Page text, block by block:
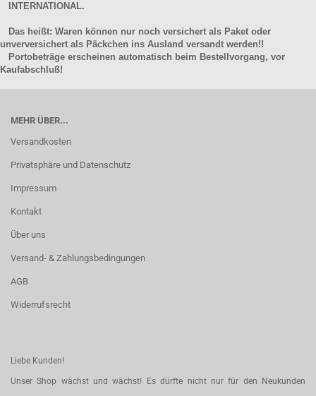
INTERNATIONAL.
Das heißt: Waren können nur noch versichert als Paket oder
unverversichert als Päckchen ins Ausland versandt werden!!
Portobeträge erscheinen automatisch beim Bestellvorgang, vor
Kaufabschluß!
MEHR ÜBER...
Versandkosten
Privatsphäre und Datenschutz
Impressum
Kontakt
Über uns
Versand- & Zahlungsbedingungen
AGB
Widerrufsrecht
Liebe Kunden!
Unser Shop wächst und wächst! Es dürfte nicht nur für den Neukunden